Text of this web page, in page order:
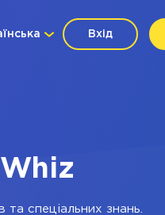
Вхід
та спеціальних знань.